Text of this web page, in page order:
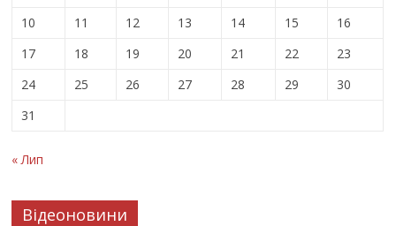
10
11 12 13 14 15
16
17
18 19 20 21 22
23
24
25 26 27 28 29
30
31
« Лип
Відеоновини